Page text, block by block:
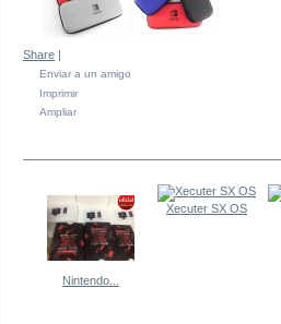
Share |
Enviar a un amigo
Imprimir
Ampliar
Nintendo...
Xecuter SX OS